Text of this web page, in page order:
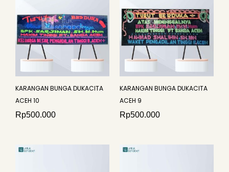
KARANGAN BUNGA DUKACITA
ACEH 10
Rp500.000
KARANGAN BUNGA DUKACITA
ACEH 9
Rp500.000